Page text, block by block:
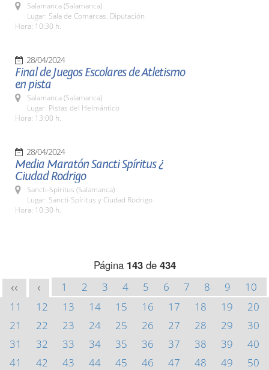
Salamanca (Salamanca)
Lugar: Sala de Comarcas. Diputación
Hora: 10:30 h.
28/04/2024
Final de Juegos Escolares de Atletismo
en pista
Salamanca (Salamanca)
Lugar: Pistas del Helmántico
Hora: 13:00 h.
28/04/2024
Media Maratón Sancti Spíritus ¿
Ciudad Rodrigo
Sancti-Spíritus (Salamanca)
Lugar: Sancti-Spíritus y Ciudad Rodrigo
Hora: 10:30 h.
Página 143de 434
<< < 1 2 3 4 5 6 7 8 9
10
11
12 13 14 15 16 17 18 19
20
21
22 23 24 25 26 27 28 29
30
31
32 33 34 35 36 37 38 39
40
41
42 43 44 45 46 47 48 49
50